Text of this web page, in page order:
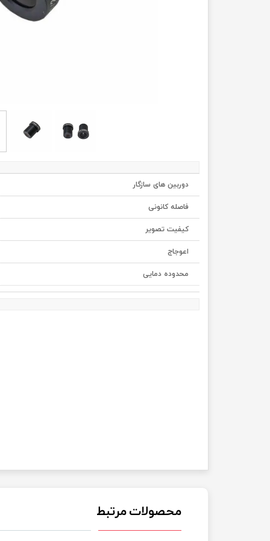
دوربین های سازگار
فاصله کانونی
کیفیت تصویر
اعوجاج
محدوده دمایی
محصولات مرتبط